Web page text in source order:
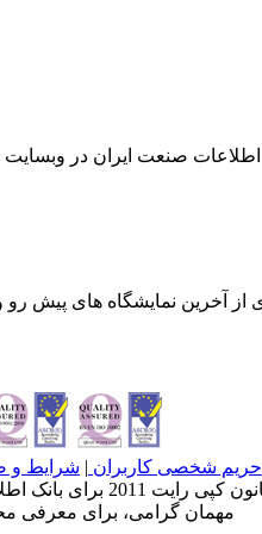
حریم شخصی کاربران | شرایط و
مهمان گرامی، برای معرفی